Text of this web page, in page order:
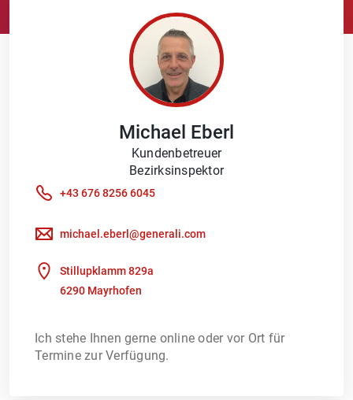
Michael Eberl
Kundenbetreuer
Bezirksinspektor
+43 676 8256 6045
michael.eberl@generali.com
Stillupklamm 829a
6290 Mayrhofen
Ich stehe Ihnen gerne online oder vor Ort für
Termine zur Verfügung.